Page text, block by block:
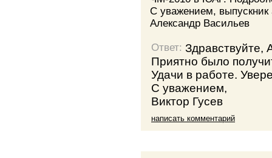
С уважением,
Александр Васильев
Ответ:Здравствуйте,
Приятно было
Удачи в работе.
С уважением,
Виктор Гусев
написать комментарий